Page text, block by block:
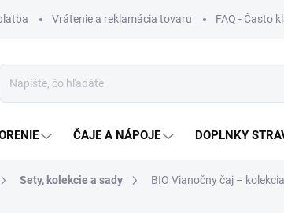
Vrátenie a reklamácia tovaru FAQ - Často
ČAJE A NÁPOJE DOPLNKY
Sety, kolekcie a sady BIO Vianočny čaj –